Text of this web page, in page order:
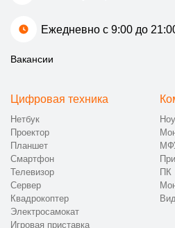
Ежедневно с 9:00 до
Вакансии
Цифровая техника
Нетбук
Проектор
Планшет
Смартфон
Телевизор
Сервер
Квадрокоптер
Электросамокат
Игровая приставка
ПК